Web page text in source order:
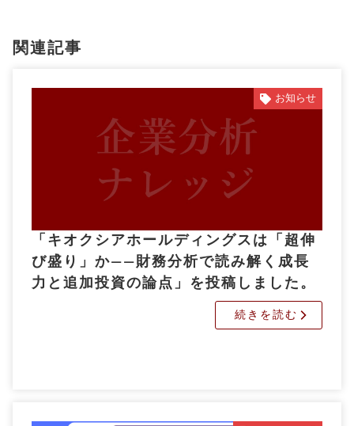
関連記事
お知らせ
「キオクシアホールディングスは「超伸
び盛り」か――財務分析で読み解く成長
力と追加投資の論点」を投稿しました。
続きを読む